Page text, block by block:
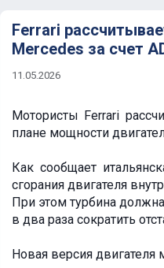
Ferrari
Mercedes за счет
11.05.2026
Мотористы Ferrari
плане мощности
Как сообщает
сгорания двигателя
При этом турбина
в два раза сократить
Новая версия